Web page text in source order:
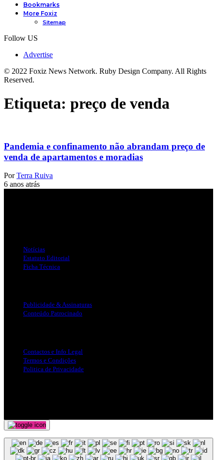
Bookmarks
More Foxiz
Sitemap
Follow US
Advertise
© 2022 Foxiz News Network. Ruby Design Company. All Rights
Reserved.
Etiqueta: preço de venda
Pandemia e confinamento não abrandam preço de
venda de apartamentos e moradias
Por Terra Ruiva
6 anos atrás
Notícias
Estatuto Editorial
Ficha Técnica
Publicidade & Assinaturas
Conteúdo Patrocinado
Contactos e Info Legal
Termos e Condições
Politica de Privacidade